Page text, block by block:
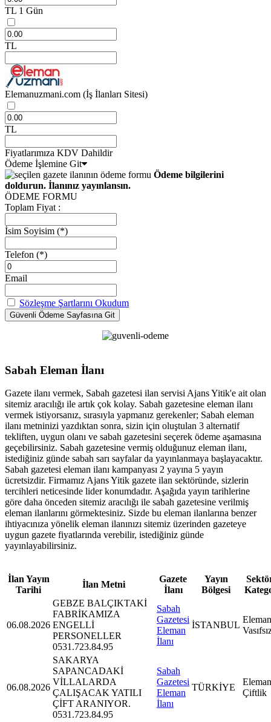
TL 1 Gün
TL
Elemanuzmani.com (İş İlanları Sitesi)
TL
Fiyatlarımıza KDV Dahildir
Ödeme İşlemine Git
Ödeme bilgilerini
doldurun. İlanınız yayınlansın.
ÖDEME FORMU
Toplam Fiyat :
İsim Soyisim (*)
Telefon (*)
Email
Sözleşme Şartlarını Okudum
Sabah Eleman İlanı
Gazete ilanı vermek, Sabah gazetesi ilan servisi Ajans Yitik'e ait olan
sitemiz aracılığı ile artık çok kolay. Sabah gazetesine eleman ilanı
vermek istiyorsanız, sırasıyla yapmanız gerekenler; Sabah eleman
ilanı metninizi yazdıktan sonra, sizin için oluştulan 3 alternatif
tekliften, uygun olanı ve sabah gazetesini seçerek ödeme aşamasına
geçebilirsiniz. Sabah gazetesine vermiş olduğunuz eleman ilanı,
istediğiniz günde sabah sarı sayfalar da yayınlanmaya başlayacaktır.
Sabah gazetesi eleman ilanı kampanyası 2 yayına 5 yayın
ücretsizdir. Firmamız Ajans Yitik gazete ilan sektöründe, sizlerin
tercihleri neticesinde lider konumdadır. Aşağıda yayın tarihlerine
göre daha önceden sitemiz aracılığı ile sabah gazetesine verilmiş
eleman ilanlarını görmektesiniz. Sizde bu eleman ilanlarına benzer
ihtiyacınıza yönelik eleman ilanınızı sitemiz üzerinden gazeteye
uygun gazete fiyatlarında verebilir, istediğiniz günde
yayınlayabilirsiniz.
İlan Yayın
Tarihi
İlan Metni
Gazete
İlanı
Yayın
Bölgesi
06.08.2026
GEBZE BALÇIKTAKİ
FABRİKAMIZA
ENGELLİ
PERSONELLER
0531.723.84.95
Sabah
Gazetesi
Eleman
İlanı
İSTANBUL
06.08.2026
SAKARYA
SAPANCADAKİ
VİLLALARDA
ÇALIŞACAK YATILI
ÇİFT ARANIYOR.
0531.723.84.95
Sabah
Gazetesi
Eleman
İlanı
TÜRKİYE
Çiftlik